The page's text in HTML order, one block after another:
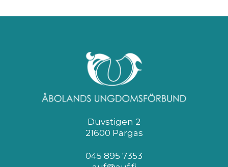
Duvstigen 2
21600 Pargas
045 895 7353